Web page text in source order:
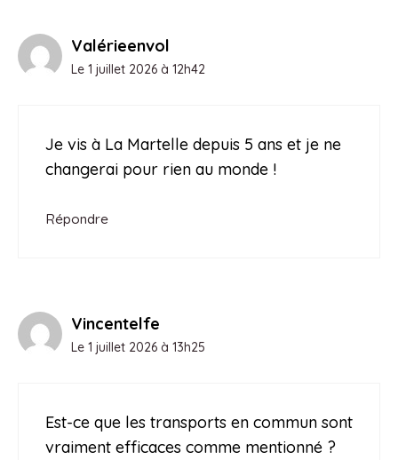
Valérieenvol
Le 1 juillet 2026 à 12h42
Je vis à La Martelle depuis 5 ans et je ne
changerai pour rien au monde !
Répondre
Vincentelfe
Le 1 juillet 2026 à 13h25
Est-ce que les transports en commun sont
vraiment efficaces comme mentionné ?